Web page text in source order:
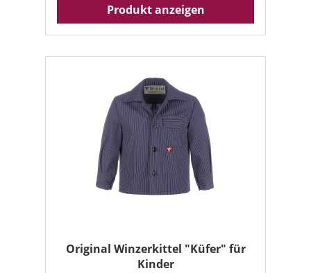
Produkt anzeigen
Original Winzerkittel "Küfer" für
Kinder